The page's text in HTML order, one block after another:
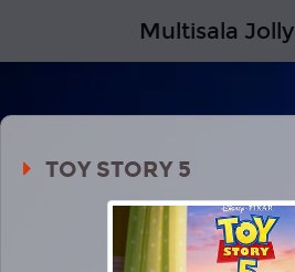
Multisala Jolly
TOY STORY 5